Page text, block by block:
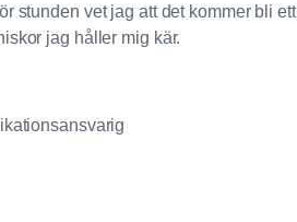
stunden vet jag att det kommer bli
jag håller mig kär.